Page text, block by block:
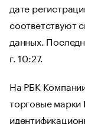
дате
соответствуют
данных.
г. 10:27.
На РБК
торговые марки